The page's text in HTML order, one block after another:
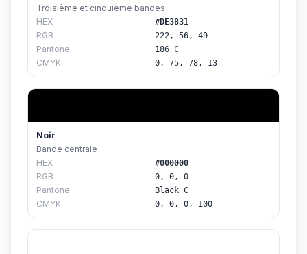
Troisième et cinquième bandes
HEX
#DE3831
RGB 222, 56, 49
Pantone 186 C
CMYK 0, 75, 78, 13
Noir
Bande centrale
HEX
#000000
RGB 0, 0, 0
Pantone Black C
CMYK 0, 0, 0, 100